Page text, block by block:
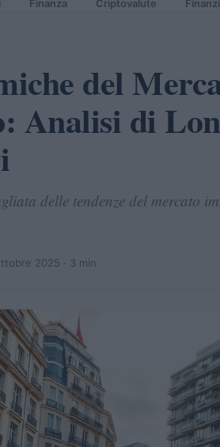
Finanza Criptovalute
del
Analisi di
delle tendenze del mercato
2025 · 3 min